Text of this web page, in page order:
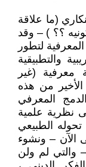
(ما علاقة
؟؟ ) – وقد
لتطور
والتطبيقية
معرفية (غير
من هذه
المعرفي
نظرية علمية
الطبيعي
الآن – ونشوء
– والتي لم ولن